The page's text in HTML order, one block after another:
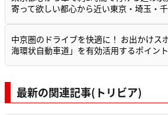
寄って欲しい都心から近い東京・埼玉・
中京圏のドライブを快適に！ お出かけス
海環状自動車道」を有効活用するポイント
最新の関連記事(トリビア)